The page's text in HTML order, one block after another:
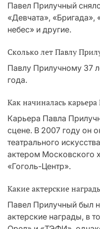
Павел Прилучный
«Девчата»,
небес» и другие.
Сколько лет Павлу
Павлу Прилучному 37
года.
Как начиналась
Карьера Павла
сцене. В 2007 году он
театрального
актером Московского
«Гоголь-Центр».
Какие актерские
Павел Прилучный был
актерские награды, в